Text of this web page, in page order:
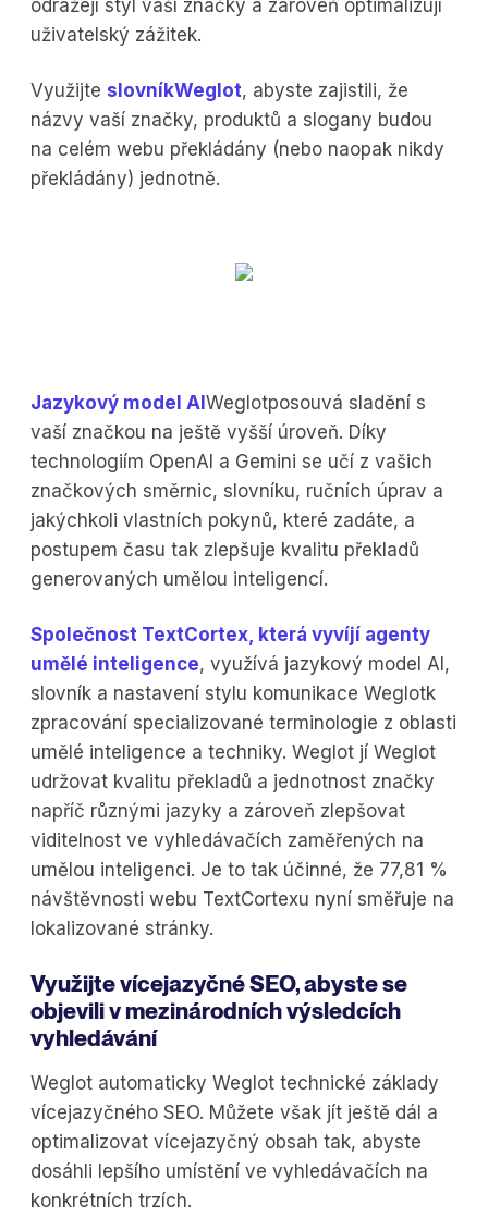
odrážejí styl vaší značky a zároveň optimalizují
uživatelský zážitek.
Využijte slovníkWeglot, abyste zajistili, že
názvy vaší značky, produktů a slogany budou
na celém webu překládány (nebo naopak nikdy
překládány) jednotně.
Jazykový model AIWeglotposouvá sladění s
vaší značkou na ještě vyšší úroveň. Díky
technologiím OpenAI a Gemini se učí z vašich
značkových směrnic, slovníku, ručních úprav a
jakýchkoli vlastních pokynů, které zadáte, a
postupem času tak zlepšuje kvalitu překladů
generovaných umělou inteligencí.
Společnost TextCortex, která vyvíjí agenty
umělé inteligence, využívá jazykový model AI,
slovník a nastavení stylu komunikace Weglotk
zpracování specializované terminologie z oblasti
umělé inteligence a techniky. Weglot jí Weglot
udržovat kvalitu překladů a jednotnost značky
napříč různými jazyky a zároveň zlepšovat
viditelnost ve vyhledávačích zaměřených na
umělou inteligenci. Je to tak účinné, že 77,81 %
návštěvnosti webu TextCortexu nyní směřuje na
lokalizované stránky.
Využijte vícejazyčné SEO, abyste se
objevili v mezinárodních výsledcích
vyhledávání
Weglot automaticky Weglot technické základy
vícejazyčného SEO. Můžete však jít ještě dál a
optimalizovat vícejazyčný obsah tak, abyste
dosáhli lepšího umístění ve vyhledávačích na
konkrétních trzích.